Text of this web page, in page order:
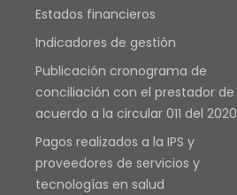
Estados financieros
Indicadores de gestión
Publicación cronograma de
conciliación con el prestador de
acuerdo a la circular 011 del 2020
Pagos realizados a la IPS y
proveedores de servicios y
tecnologías en salud